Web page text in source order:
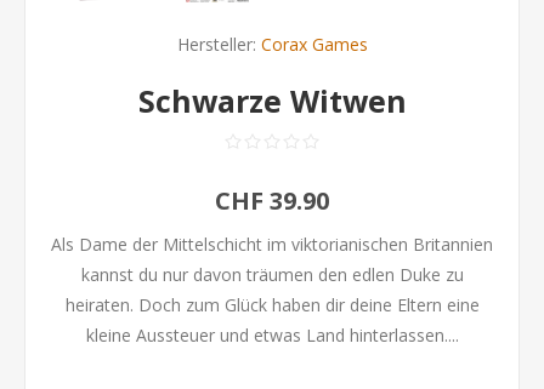
Hersteller: Corax Games
Schwarze Witwen
CHF 39.90
Als Dame der Mittelschicht im viktorianischen Britannien
kannst du nur davon träumen den edlen Duke zu
heiraten. Doch zum Glück haben dir deine Eltern eine
kleine Aussteuer und etwas Land hinterlassen....